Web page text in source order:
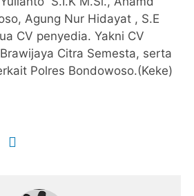
Agung Nur Hidayat , S.E
CV penyedia. Yakni CV
Citra Semesta, serta
Polres Bondowoso.(Keke)